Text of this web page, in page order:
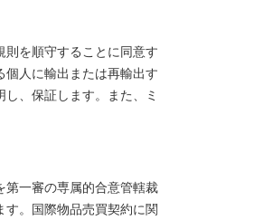
を順守することに同意す
人に輸出または再輸出す
、保証します。また、ミ
第一審の専属的合意管轄裁
。国際物品売買契約に関